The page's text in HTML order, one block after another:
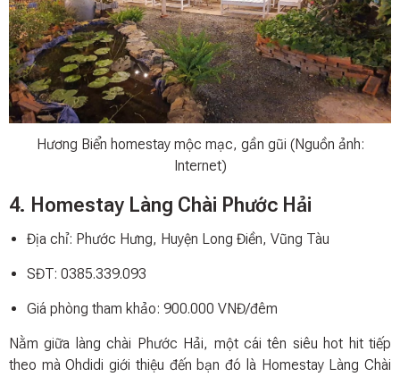
Hương Biển homestay mộc mạc, gần gũi (Nguồn ảnh:
Internet)
4. Homestay Làng Chài Phước Hải
Địa chỉ: Phước Hưng, Huyện Long Điền, Vũng Tàu
SĐT: 0385.339.093
Giá phòng tham khảo: 900.000 VNĐ/đêm
Nằm giữa làng chài Phước Hải, một cái tên siêu hot hit tiếp
theo mà Ohdidi giới thiệu đến bạn đó là Homestay Làng Chài